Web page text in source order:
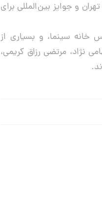
و جوایز بین‌المللی برای
خانه سینما، و بسیاری از
نژاد، مرتضی رزاق کریمی،